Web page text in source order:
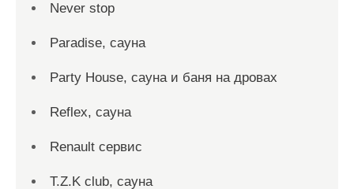
Never stop
Paradise, сауна
Party House, сауна и баня на дровах
Reflex, сауна
Renault сервис
T.Z.K club, сауна